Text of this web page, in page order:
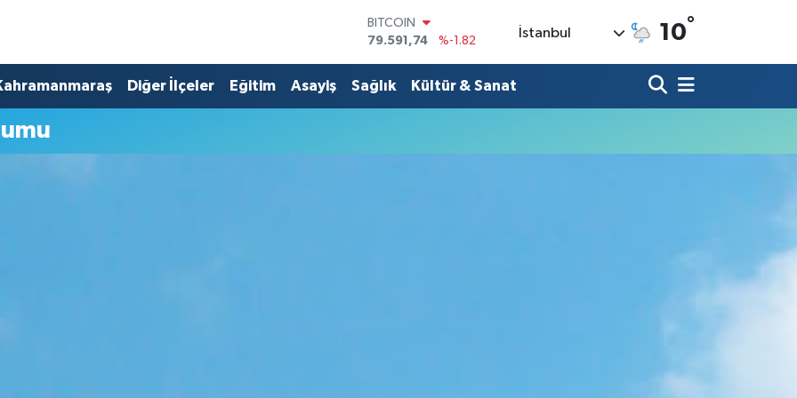
BITCOIN
79.591,74
%-1.82
EURO
53,38690
%0.19
İstanbul 10°
Diğer İlçeler Eğitim Asayiş Sağlık Kültür & Sanat